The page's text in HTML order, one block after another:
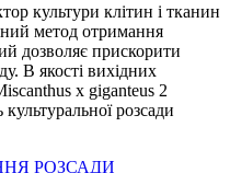
культури клітин і тканин
метод отримання
дозволяє прискорити
В якості вихідних
x giganteus 2
розсади
РОЗСАДИ